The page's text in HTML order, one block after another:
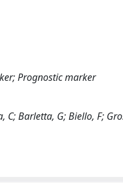
Prognostic marker
C; Barletta, G; Biello, F;